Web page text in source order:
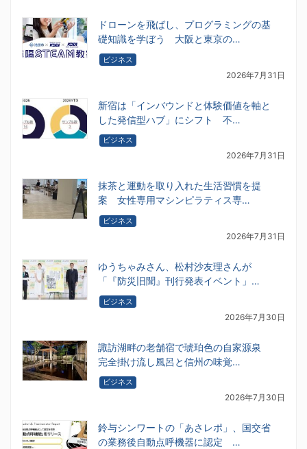
ドローンを飛ばし、プログラミングの基
礎知識を学ぼう 大阪と東京の…
ビジネス
2026年7月31日
新宿は「インバウンドと体験価値を軸と
した発信型ハブ」にシフト 不…
ビジネス
2026年7月31日
抹茶と運動を取り入れた生活習慣を提
案 女性専用マシンピラティス専…
ビジネス
2026年7月31日
ゆうちゃみさん、松村沙友理さんが
「『防災旧聞』刊行発表イベント」…
ビジネス
2026年7月30日
諏訪湖畔の老舗宿で琥珀色の自家源泉
完全掛け流し風呂と信州の味覚…
ビジネス
2026年7月30日
鈴与シンワートの「あさレポ」、国交省
の業務後自動点呼機器に認定 …